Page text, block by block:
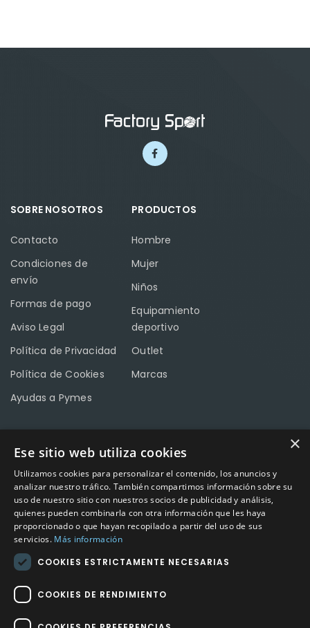
SOBRE NOSOTROS
Contacto
Condiciones de
envío
Formas de pago
Aviso Legal
Política de Privacidad
Política de Cookies
Ayudas a Pymes
PRODUCTOS
Hombre
Mujer
Niños
Equipamiento
deportivo
Outlet
Marcas
CONTACTO
Calle Méndez Núñez nº3 – Fuente Palmera 14120 Córdoba
Teléfono957 04 96 57
Emailinfo@factory-sport.es
HORARIO COMERCIAL
Lunes a viernes
10:00 a 14:00 / 18:00 a 21:00
×
Ese sitio web utiliza cookies
Utilizamos cookies para personalizar el contenido, los anuncios y
analizar nuestro tráfico. También compartimos información sobre su
uso de nuestro sitio con nuestros socios de publicidad y análisis,
quienes pueden combinarla con otra información que les haya
proporcionado o que hayan recopilado a partir del uso de sus
servicios. Más información
COOKIES ESTRICTAMENTE NECESARIAS
COOKIES DE RENDIMIENTO